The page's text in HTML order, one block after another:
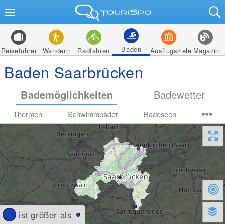
Reiseführer Wandern Radfahren Baden Ausflugsziele Magazin
Baden Saarbrücken
Bademöglichkeiten Badewetter
Thermen Schwimmbäder Badeseen
ist größer als